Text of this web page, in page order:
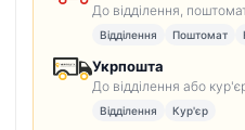
До відділення,
Відділення Поштомат
Укрпошта
До відділення або
Відділення Кур'єр